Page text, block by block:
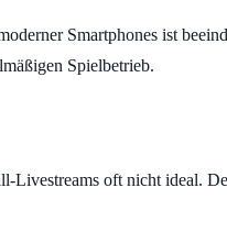
Smartphones ist
Spielbetrieb.
Livestreams oft nicht ideal.